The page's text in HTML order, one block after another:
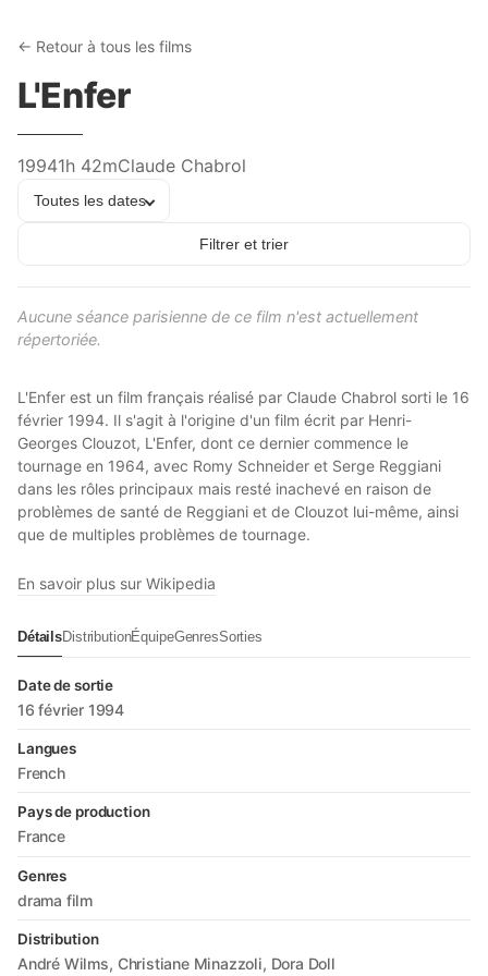
← Retour à tous les films
L'Enfer
19941h 42mClaude Chabrol
Toutes les dates
Filtrer et trier
Aucune séance parisienne de ce film n'est actuellement
répertoriée.
L'Enfer est un film français réalisé par Claude Chabrol sorti le 16
février 1994. Il s'agit à l'origine d'un film écrit par Henri-
Georges Clouzot, L'Enfer, dont ce dernier commence le
tournage en 1964, avec Romy Schneider et Serge Reggiani
dans les rôles principaux mais resté inachevé en raison de
problèmes de santé de Reggiani et de Clouzot lui-même, ainsi
que de multiples problèmes de tournage.
En savoir plus sur Wikipedia
DétailsDistributionÉquipeGenresSorties
Date de sortie
16 février 1994
Langues
French
Pays de production
France
Genres
drama film
Distribution
André Wilms Christiane Minazzoli Dora Doll